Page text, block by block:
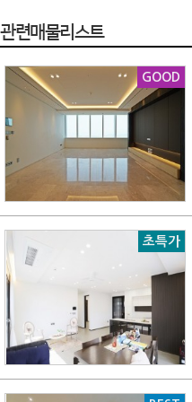
관련매물리스트
GOOD
초특가